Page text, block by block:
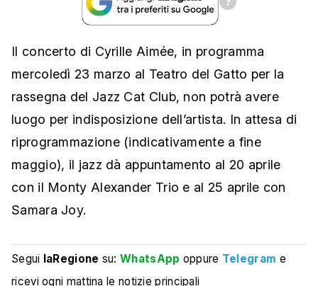
Il concerto di Cyrille Aimée, in programma
mercoledì 23 marzo al Teatro del Gatto per la
rassegna del Jazz Cat Club, non potrà avere
luogo per indisposizione dell’artista. In attesa di
riprogrammazione (indicativamente a fine
maggio), il jazz dà appuntamento al 20 aprile
con il Monty Alexander Trio e al 25 aprile con
Samara Joy.
Segui laRegione su:WhatsApp oppure Telegram e
ricevi ogni mattina le notizie principali